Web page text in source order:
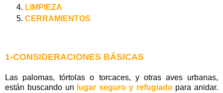
LIMPIEZA
CERRAMIENTOS
1-CONSIDERACIONES BÁSICAS
Las palomas, tórtolas o torcaces, y otras aves urbanas,
están buscando un
lugar seguro y refugiadopara anidar.